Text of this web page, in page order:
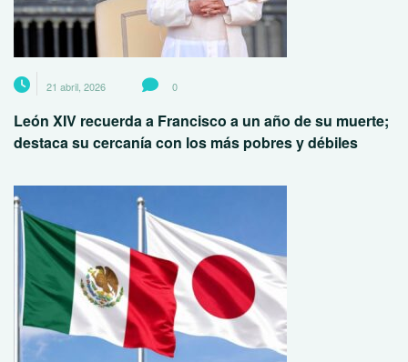
21 abril, 2026 0
León XIV recuerda a Francisco a un año de su muerte;
destaca su cercanía con los más pobres y débiles